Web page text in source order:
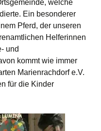
welche
Ein besonderer
Pferd, der unseren
Helferinnen
und
kommt wie immer
Marienrachdorf e.V.
für die Kinder